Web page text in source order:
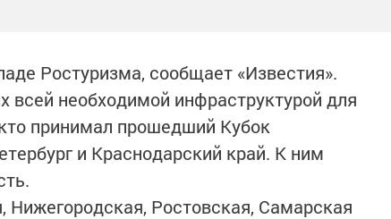
Ростуризма, сообщает «Известия».
всей необходимой инфраструктурой для
принимал прошедший Кубок
и Краснодарский край. К ним
Нижегородская, Ростовская, Самарская